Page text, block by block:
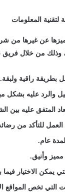
المعلومات
عن غيرها من
وذلك من خلال
بطريقة راقية ولبقة.
والرد عليه بشكل
المتفق عليه بين
العمل للتأكد من
عام.
مميز وأنيق.
يمكن الاختيار فيما
التي تخص المواقع